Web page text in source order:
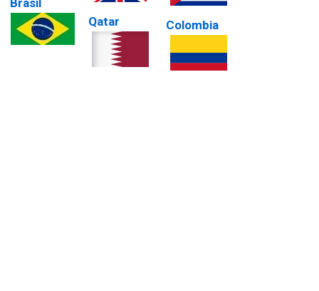
Brasil
Qatar Colombia